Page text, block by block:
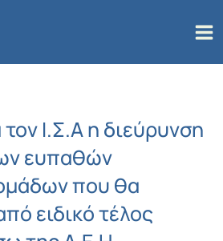
Ι.Σ.Α η διεύρυνση
ευπαθών
που θα
ειδικό τέλος